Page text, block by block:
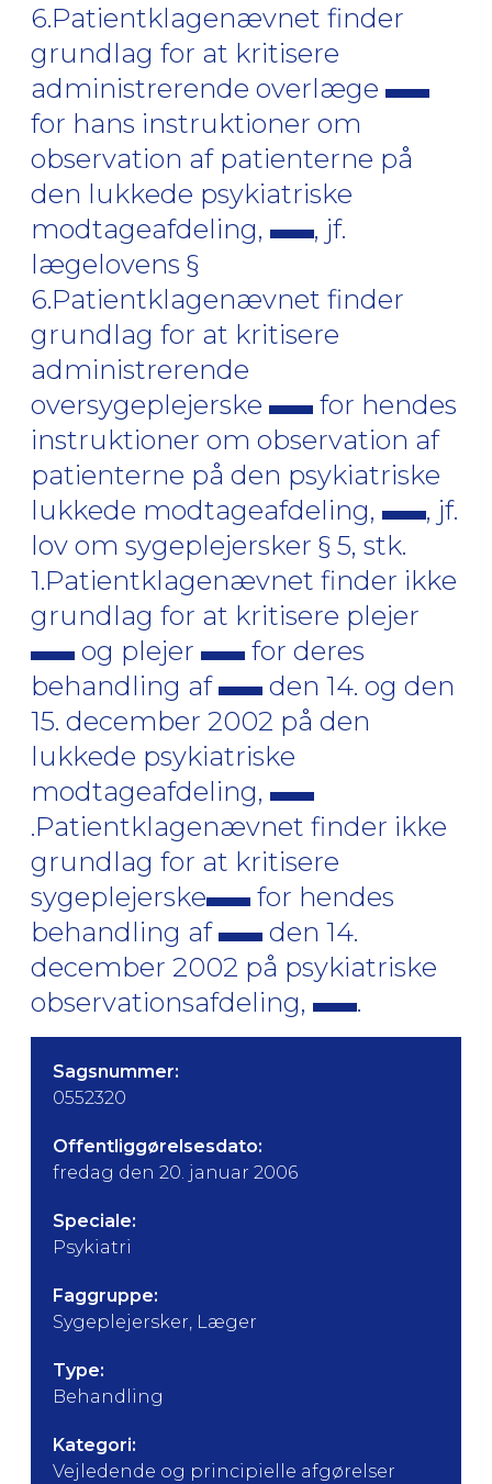
6.Patientklagenævnet finder
grundlag for at kritisere
administrerende overlæge
for hans instruktioner om
observation af patienterne på
den lukkede psykiatriske
modtageafdeling,
, jf.
lægelovens §
6.Patientklagenævnet finder
grundlag for at kritisere
administrerende
oversygeplejerske
for hendes
instruktioner om observation af
patienterne på den psykiatriske
lukkede modtageafdeling,
, jf.
lov om sygeplejersker § 5, stk.
1.Patientklagenævnet finder ikke
grundlag for at kritisere plejer
og plejer
for deres
behandling af
den 14. og den
15. december 2002 på den
lukkede psykiatriske
modtageafdeling,
.Patientklagenævnet finder ikke
grundlag for at kritisere
sygeplejerske
for hendes
behandling af
den 14.
december 2002 på psykiatriske
observationsafdeling,
.
Sagsnummer:
0552320
Offentliggørelsesdato:
fredag den 20. januar 2006
Speciale:
Psykiatri
Faggruppe:
Sygeplejersker, Læger
Type:
Behandling
Kategori:
Vejledende og principielle afgørelser